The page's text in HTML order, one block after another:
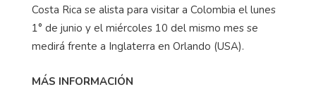
Costa Rica se alista para visitar a Colombia el lunes
1° de junio y el miércoles 10 del mismo mes se
medirá frente a Inglaterra en Orlando (USA).
MÁS INFORMACIÓN